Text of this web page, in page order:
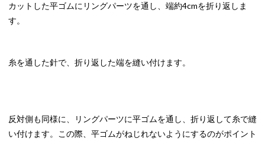
カットした平ゴムにリングパーツを通し、端約4cmを折り返しま
す。
糸を通した針で、折り返した端を縫い付けます。
反対側も同様に、リングパーツに平ゴムを通し、折り返して糸で縫
い付けます。この際、平ゴムがねじれないようにするのがポイント